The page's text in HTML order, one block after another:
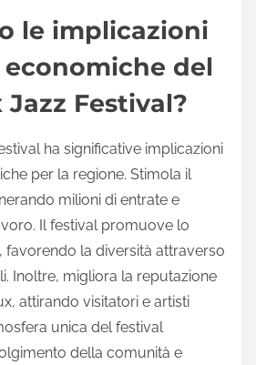
le implicazioni
del
Festival?
ha significative implicazioni
per la regione. Stimola il
milioni di entrate e
Il festival promuove lo
la diversità attraverso
Inoltre, migliora la reputazione
attirando visitatori e artisti
unica del festival
della comunità e